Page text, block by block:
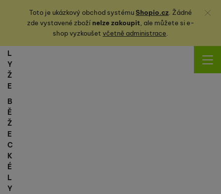
Toto je ukázkový obchod systémuShopio.cz. Žádné
zde vystavené zbožínelze zakoupit, ale můžete sie-
shop vyzkoušet včetně administrace.
Zavřít
L
Y
Ž
E
B
Ě
Ž
E
C
K
É
L
Y